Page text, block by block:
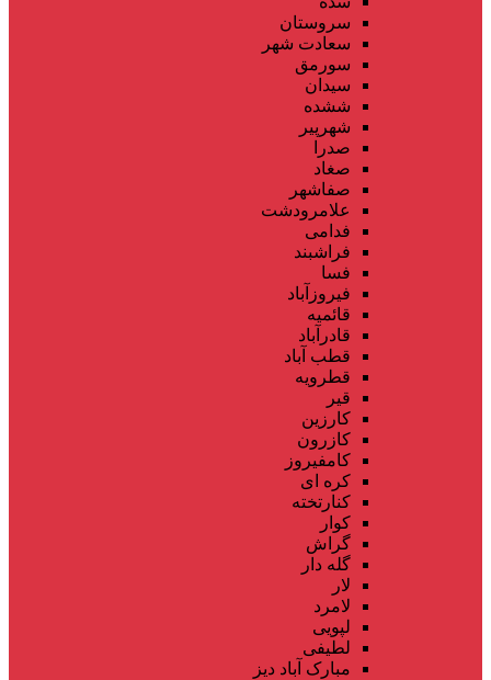
سروستان
سعادت شهر
سورمق
سیدان
ششده
شهرپیر
صدرا
صغاد
صفاشهر
علامرودشت
فدامی
فراشبند
فسا
فیروزآباد
قائمیه
قادرآباد
قطب آباد
قطرویه
قیر
کارزین
کازرون
کامفیروز
کره ای
کنارتخته
کوار
گراش
گله دار
لار
لامرد
لپویی
لطیفی
مبارک آباد دیز